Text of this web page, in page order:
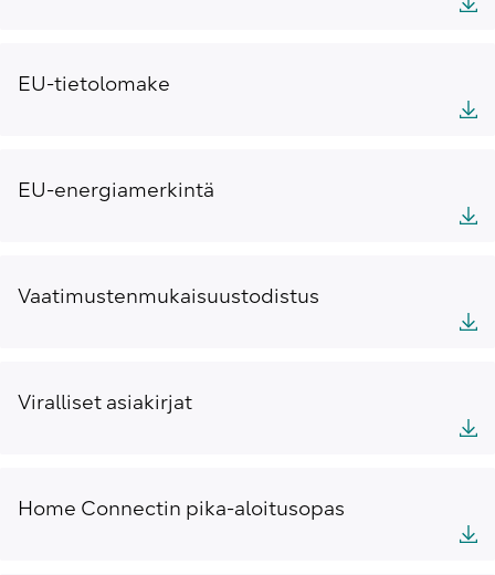
EU-tietolomake
EU-energiamerkintä
Vaatimustenmukaisuustodistus
Viralliset asiakirjat
Home Connectin pika-aloitusopas